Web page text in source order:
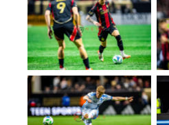
No Caption
No Caption